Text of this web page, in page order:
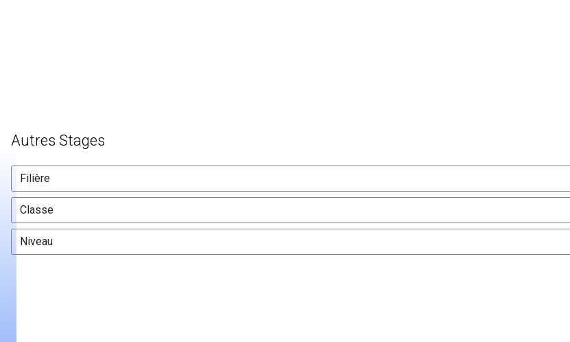
Autres Stages